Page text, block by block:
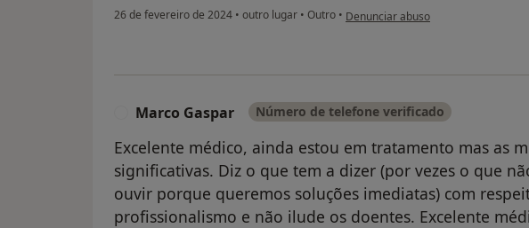
26 de fevereiro de 2024 • outro lugar • Outro • na opinião do utilizador Marcia
Denunciar abuso
Marco Gaspar Número de telefone verificado
Excelente médico, ainda estou em tratamento mas as
significativas. Diz o que tem a dizer (por vezes o que
ouvir porque queremos soluções imediatas) com
profissionalismo e não ilude os doentes. Excelente